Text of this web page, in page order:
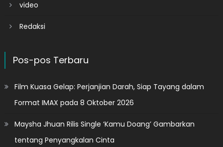
video
Redaksi
Pos-pos Terbaru
Film Kuasa Gelap: Perjanjian Darah, Siap Tayang dalam
Format IMAX pada 8 Oktober 2026
Maysha Jhuan Rilis Single ‘Kamu Doang’ Gambarkan
tentang Penyangkalan Cinta